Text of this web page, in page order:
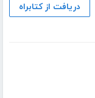
دریافت از کتابراه